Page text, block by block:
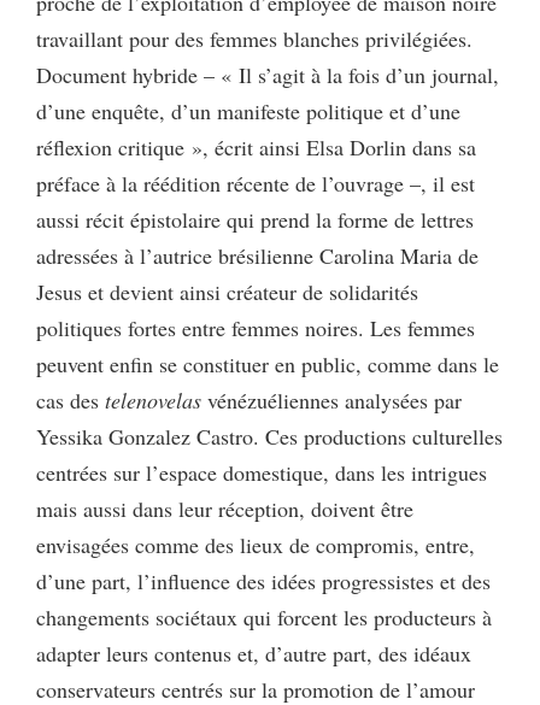
travaillant pour des femmes blanches privilégiées.
Document hybride – « Il s’agit à la fois d’un journal,
d’une enquête, d’un manifeste politique et d’une
réflexion critique », écrit ainsi Elsa Dorlin dans sa
préface à la réédition récente de l’ouvrage –, il est
aussi récit épistolaire qui prend la forme de lettres
adressées à l’autrice brésilienne Carolina Maria de
Jesus et devient ainsi créateur de solidarités
politiques fortes entre femmes noires. Les femmes
peuvent enfin se constituer en public, comme dans le
cas des telenovelas vénézuéliennes analysées par
Yessika Gonzalez Castro. Ces productions culturelles
centrées sur l’espace domestique, dans les intrigues
mais aussi dans leur réception, doivent être
envisagées comme des lieux de compromis, entre,
d’une part, l’influence des idées progressistes et des
changements sociétaux qui forcent les producteurs à
adapter leurs contenus et, d’autre part, des idéaux
conservateurs centrés sur la promotion de l’amour